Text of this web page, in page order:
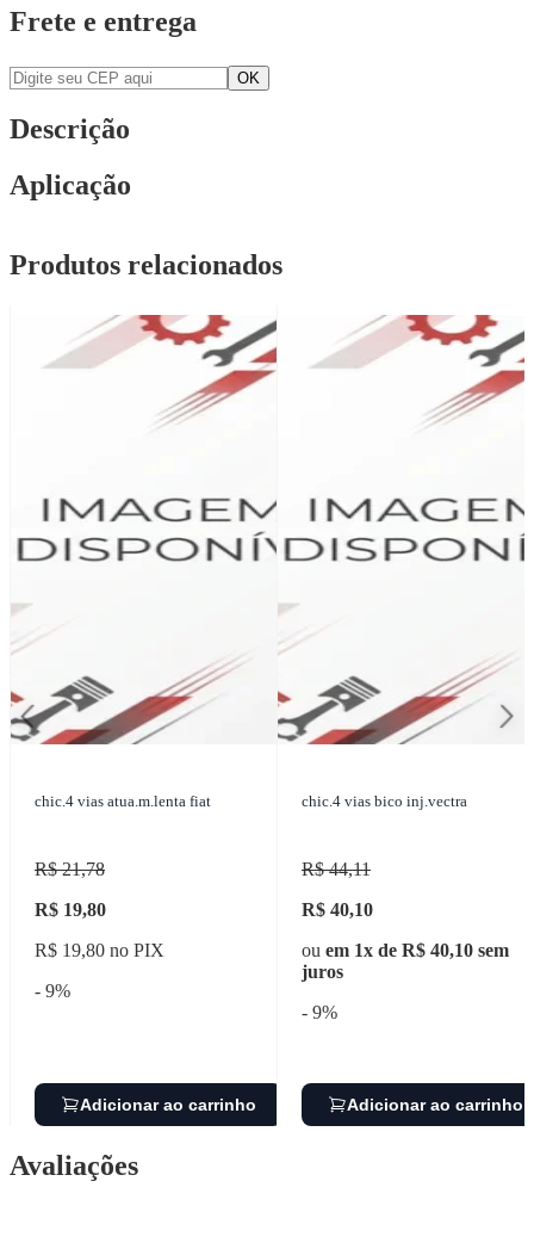
Frete e entrega
Descrição
Aplicação
Produtos relacionados
chic.4 vias atua.m.lenta fiat
R$ 21,78
R$ 19,80
R$ 19,80 no PIX
- 9%
Adicionar ao carrinho
chic.4 vias bico inj.vectra
R$ 44,11
R$ 40,10
ou em 1x de R$ 40,10 sem
juros
- 9%
Adicionar ao carrinho
Avaliações